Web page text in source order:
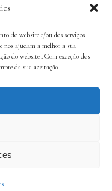
do website e/ou dos serviços
nos ajudam a melhor a sua
do website . Com exceção dos
da sua aceitação.